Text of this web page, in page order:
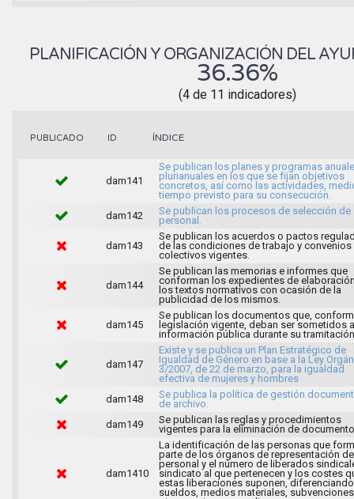
PLANIFICACIÓN Y ORGANIZACIÓN DEL
36.36%
(4 de 11 indicadores)
PUBLICADO ID ÍNDICE
dam141
Se publican los planes y programas
plurianuales en los que se fijan objetivos
concretos, así como las actividades,
tiempo previsto para su consecución.
dam142
Se publican los procesos de selección de
personal.
dam143
Se publican los acuerdos o pactos
de las condiciones de trabajo y convenios
colectivos vigentes.
dam144
Se publican las memorias e informes que
conforman los expedientes de
los textos normativos con ocasión de la
publicidad de los mismos.
dam145
Se publican los documentos que,
legislación vigente, deban ser sometidos a
información pública durante su
dam147
Existe y se publica un Plan Estratégico de
Igualdad de Género en base a la Ley
3/2007, de 22 de marzo, para la igualdad
efectiva de mujeres y hombres
dam148
Se publica la política de gestión
de archivo.
dam149
Se publican las reglas y procedimientos
vigentes para la eliminación de
dam1410
La identificación de las personas que
parte de los órganos de representación
personal y el número de liberados
sindicato al que pertenecen y los costes
estas liberaciones suponen, diferenciando
sueldos, medios materiales,